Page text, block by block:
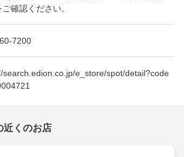
確認ください。
7200
search.edion.co.jp/e_store/spot/detail?code
近くのお店